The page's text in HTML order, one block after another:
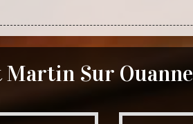
Martin Sur Ouanne